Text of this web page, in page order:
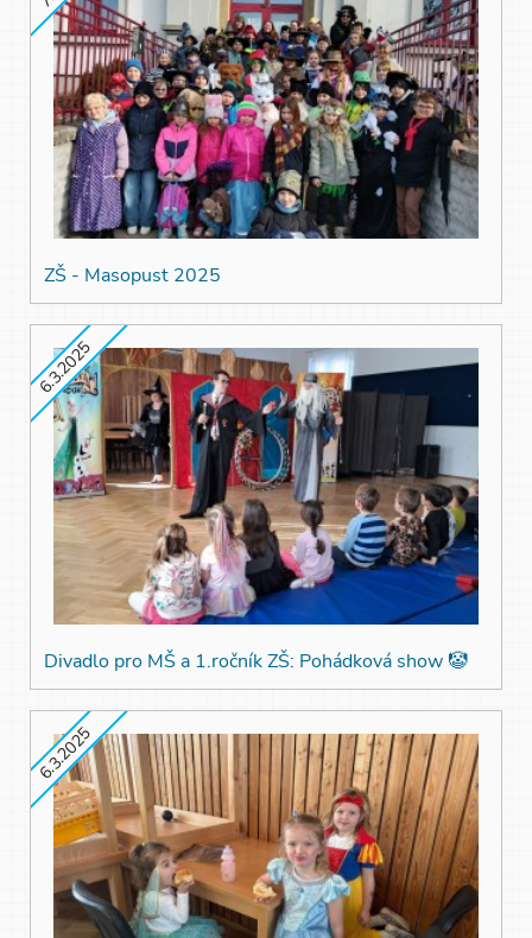
ZŠ - Masopust 2025
6.3.2025
Divadlo pro MŠ a 1.ročník ZŠ: Pohádková show 🤡
6.3.2025